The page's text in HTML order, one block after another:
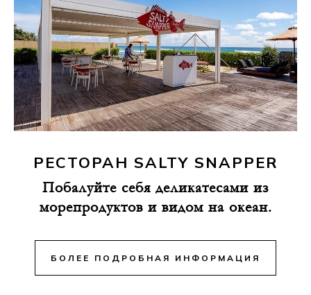
РЕСТОРАН SALTY SNAPPER
Побалуйте себя деликатесами из
морепродуктов и видом на океан.
БОЛЕЕ ПОДРОБНАЯ ИНФОРМАЦИЯ